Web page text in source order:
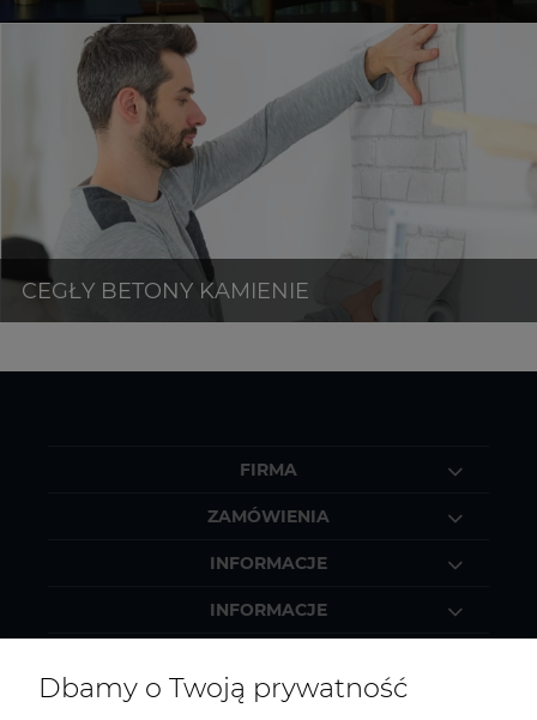
FIRMA
ZAMÓWIENIA
INFORMACJE
INFORMACJE
Dbamy o Twoją prywatność